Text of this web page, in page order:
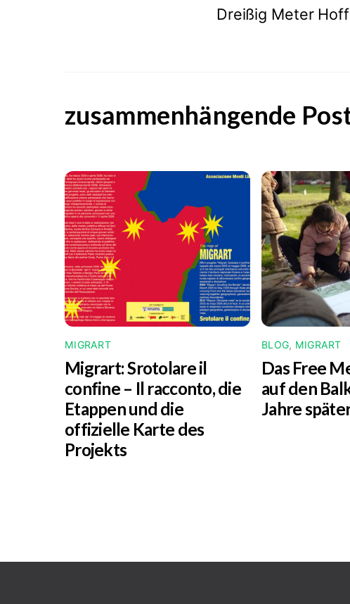
Dreißig Meter
zusammenhängende
MIGRART
Migrart:Srotolare il
confine – Il racconto, die
Etappen und die
offizielle Karte des
Projekts
BLOG, MIGRART
Das Free
auf den
Jahre